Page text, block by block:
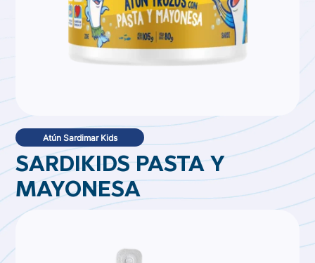
SARDIKIDS PASTA Y
MAYONESA
Atún Sardimar Kids